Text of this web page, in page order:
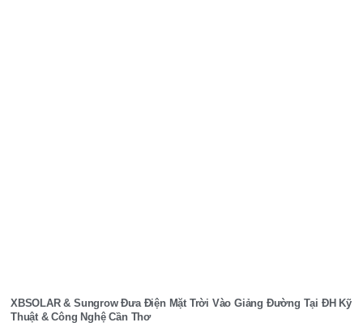
XBSOLAR & Sungrow Đưa Điện Mặt Trời Vào Giảng Đường Tại ĐH Kỹ
Thuật & Công Nghệ Cần Thơ